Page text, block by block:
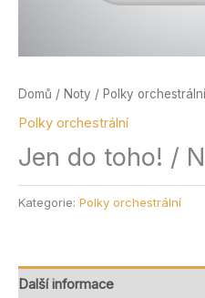
Domů / Noty / Polky orchestrální
Polky orchestrální
Jen do toho! /
Kategorie: Polky orchestrální
Další informace